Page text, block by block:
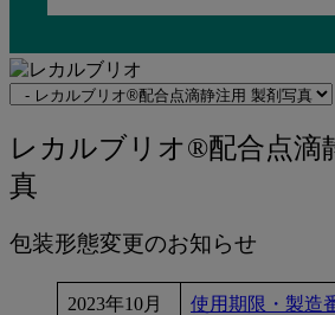
Navigate
関
連
ペ
ジ
レ
カ
ブ
レカルブリオ®配合点滴
真
包装形態変更のお知らせ
2023年10月
使用期限・製造